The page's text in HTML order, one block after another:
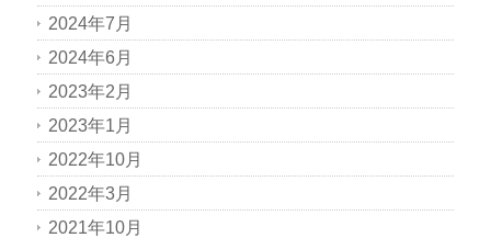
2024年7月
2024年6月
2023年2月
2023年1月
2022年10月
2022年3月
2021年10月